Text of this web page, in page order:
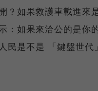
？如果救護車載進來
：如果來洽公的是你
民是不是 「鍵盤世